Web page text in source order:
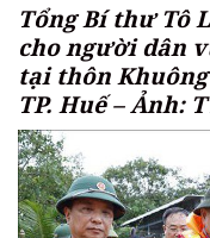
Tổng Bí thư Tô
cho người dân
tại thôn
TP. Huế – Ảnh: